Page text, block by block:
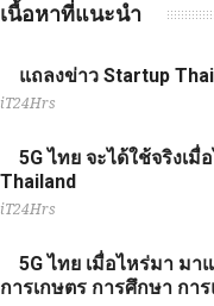
เนื้อหาที่แนะนำ
แถลงข่าว Startup
iT24Hrs
5G ไทย จะได้ใช้จริงเมื่
Thailand
iT24Hrs
5G ไทย เมื่อไหร่มา มา
การเกษตร การศึกษา กา